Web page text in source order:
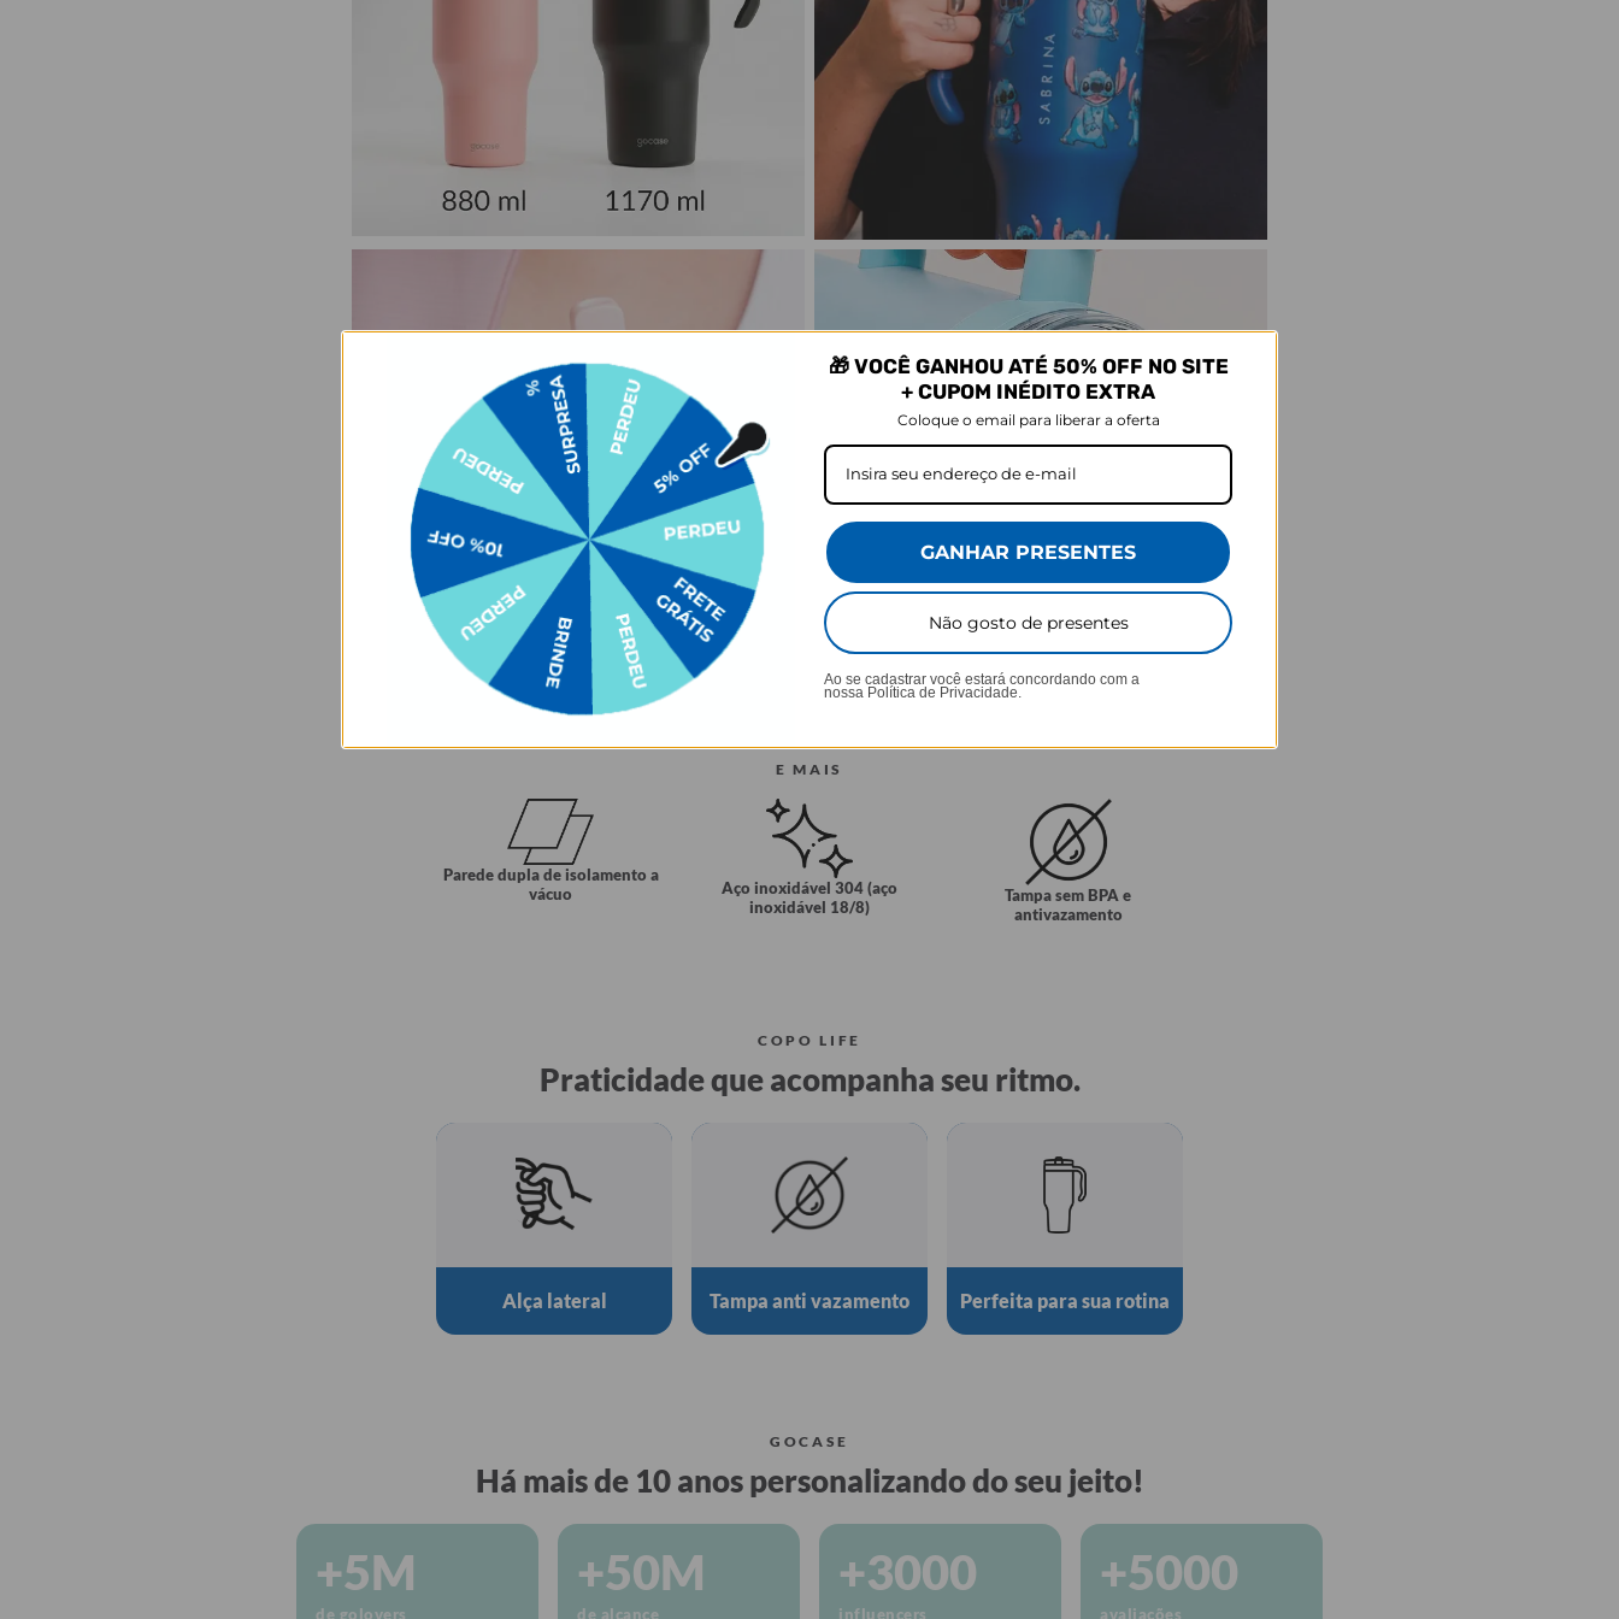
E MAIS
Parede dupla de isolamento a
vácuo
Aço inoxidável 304 (aço
inoxidável 18/8)
Tampa sem BPA e
antivazamento
COPO LIFE
Praticidade que acompanha seu ritmo.
Alça lateral Tampa anti vazamento Perfeita para sua rotina
GOCASE
Há mais de 10 anos personalizando do seu jeito!
+5M
de golovers
+50M
de alcance
+3000
influencers
+5000
avaliações
🎁 VOCÊ GANHOU ATÉ 50% OFF NO SITE
+ CUPOM INÉDITO EXTRA
Coloque o email para liberar a oferta
GANHAR PRESENTES
Não gosto de presentes
Ao se cadastrar você estará concordando com a
nossa Política de Privacidade.